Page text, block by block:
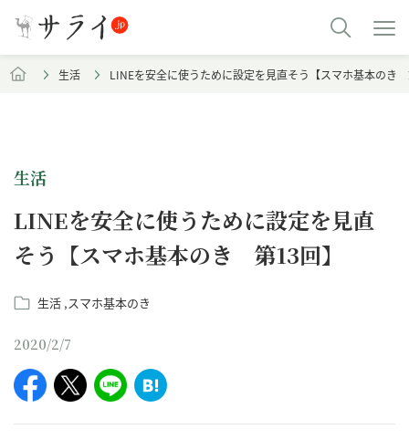
生活 LINEを安全に使うために設定を見直そう【スマホ基本のき
生活
LINEを安全に使うために設定を見直
そう【スマホ基本のき 第13回】
生活 スマホ基本のき
2020/2/7